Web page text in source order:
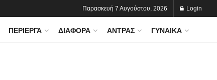
Παρασκευή 7 Αυγούστου, 2026 Login
ΠΕΡΊΕΡΓΑ ΔΙΆΦΟΡΑ ΆΝΤΡΑΣ ΓΥΝΑΊΚΑ